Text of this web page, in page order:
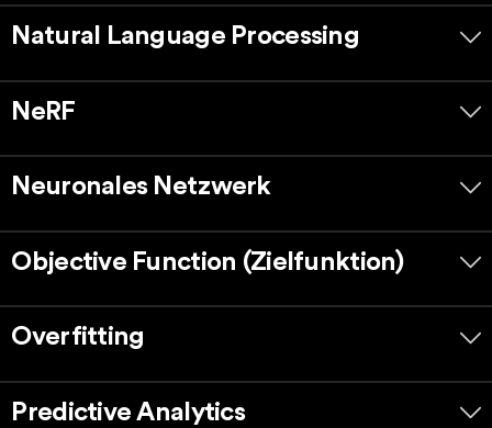
Natural Language Processing
NeRF
Neuronales Netzwerk
Objective Function (Zielfunktion)
Overfitting
Predictive Analytics